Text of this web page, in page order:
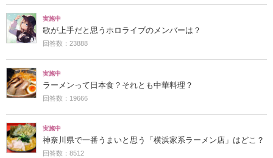
実施中
歌が上手だと思うホロライブのメンバーは？
回答数：23888
実施中
ラーメンって日本食？それとも中華料理？
回答数：19666
実施中
神奈川県で一番うまいと思う「横浜家系ラーメン店」はどこ？
回答数：8512